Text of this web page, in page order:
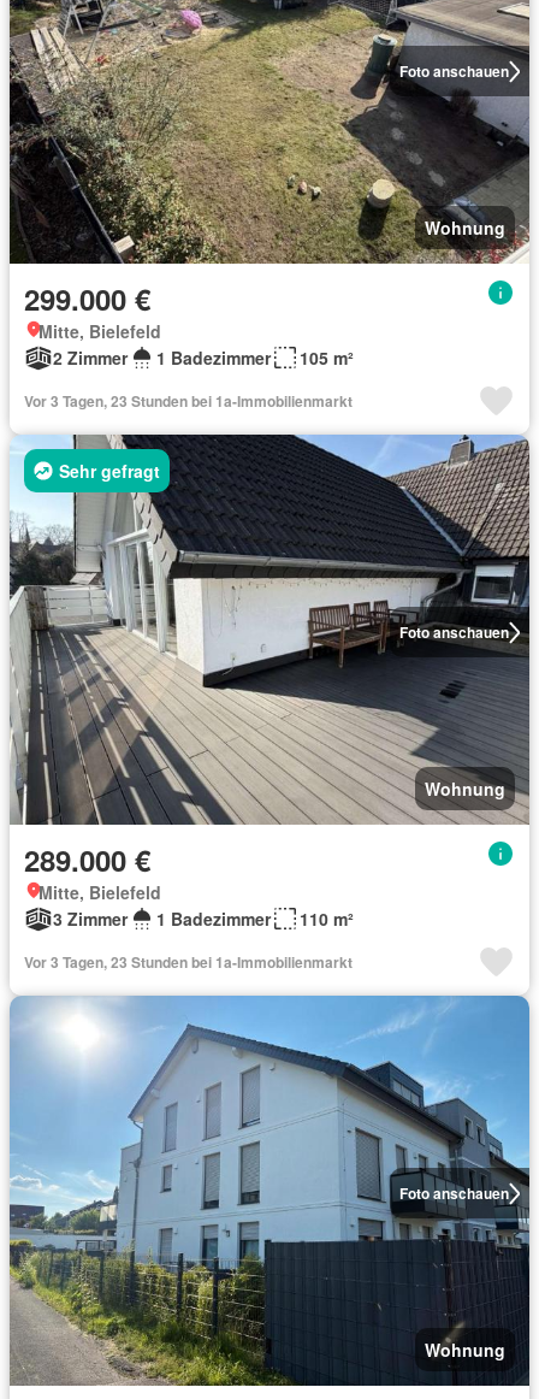
Foto anschauen
Wohnung
299.000 €
Mitte, Bielefeld
2 Zimmer
1 Badezimmer 105 m²
Vor 3 Tagen, 23 Stunden bei 1a-Immobilienmarkt
Foto anschauen
Sehr gefragt
Wohnung
289.000 €
Mitte, Bielefeld
3 Zimmer
1 Badezimmer 110 m²
Vor 3 Tagen, 23 Stunden bei 1a-Immobilienmarkt
Foto anschauen
Wohnung